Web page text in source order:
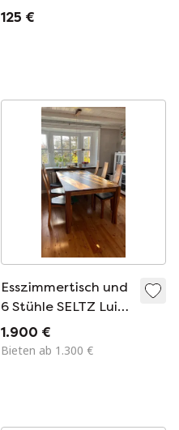
125 €
Esszimmertisch und
6 Stühle SELTZ Luis
Nussbaum und
Esstischleuchte
1.900 €
Bieten ab 1.300 €